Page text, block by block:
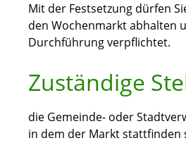
Mit der Festsetzung dürfen
den Wochenmarkt abhalten
Durchführung verpflichtet.
Zuständige
die Gemeinde- oder
in dem der Markt stattfinden